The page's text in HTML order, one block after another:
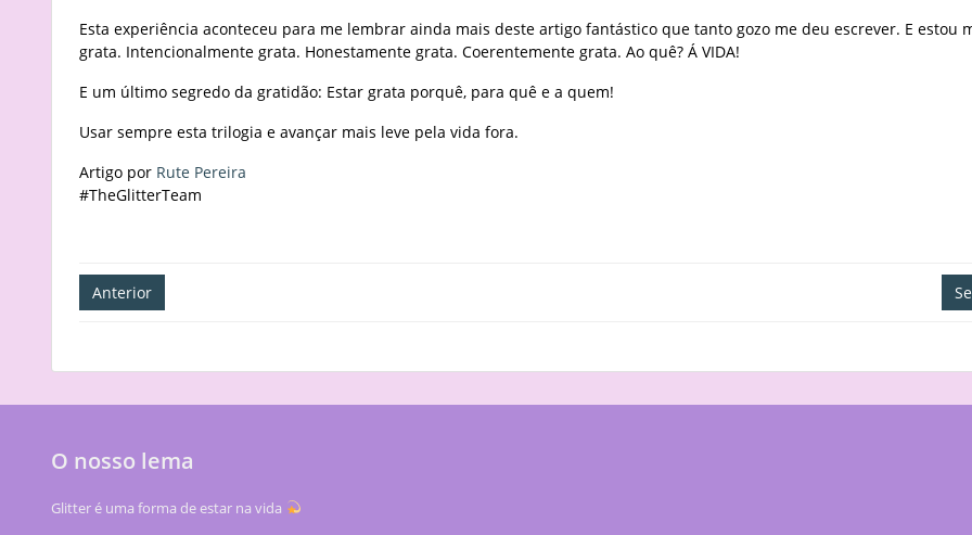
Esta experiência aconteceu para me lembrar ainda mais deste artigo fantástico que tanto gozo me deu escrever. E estou
grata. Intencionalmente grata. Honestamente grata. Coerentemente grata. Ao quê? Á VIDA!
E um último segredo da gratidão: Estar grata porquê, para quê e a quem!
Usar sempre esta trilogia e avançar mais leve pela vida fora.
Artigo por Rute Pereira
#TheGlitterTeam
Navegação
de
Anterior
O nosso lema
Glitter é uma forma de estar na vida